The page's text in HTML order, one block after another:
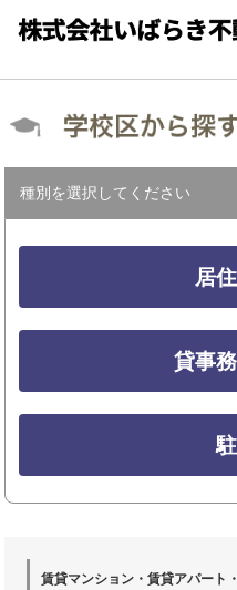
種別を選択してください
居
貸事
賃貸マンション・賃貸アパート